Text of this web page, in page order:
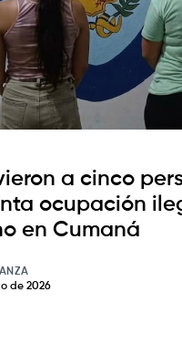
a cinco
ocupación
en Cumaná
de 2026